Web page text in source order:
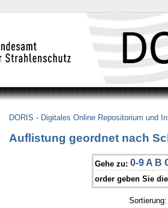
DORIS - Digitales Online Repositorium und
Auflistung geordnet nach
Gehe zu: 0-9 A B
order geben Sie